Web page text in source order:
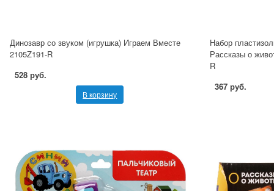
Динозавр со звуком (игрушка) Играем Вместе
2105Z191-R
528 руб.
В корзину
Набор
Рассказы о
R
367 руб.